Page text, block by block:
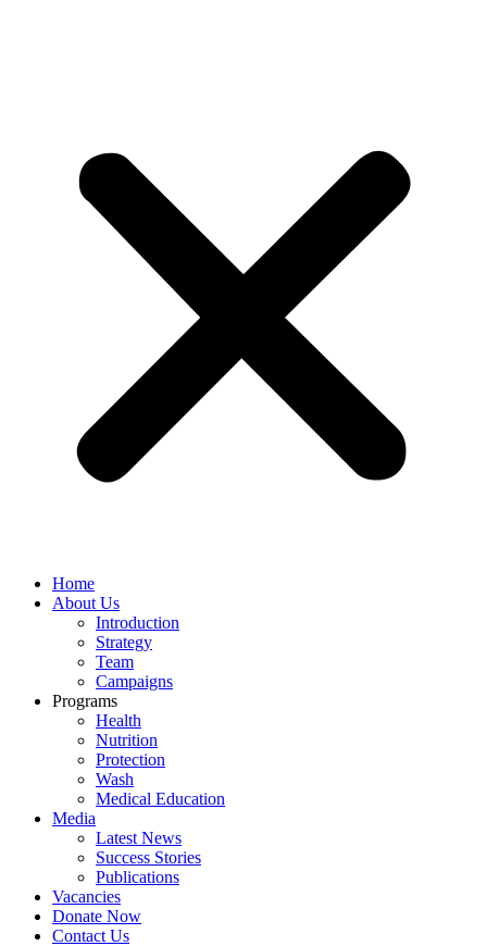
Home
About Us
Introduction
Strategy
Team
Campaigns
Programs
Health
Nutrition
Protection
Wash
Medical Education
Media
Latest News
Success Stories
Publications
Vacancies
Donate Now
Contact Us